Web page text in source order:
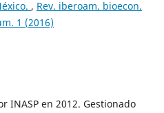
, Rev. iberoam. bioecon.
1 (2016)
INASP en 2012. Gestionado